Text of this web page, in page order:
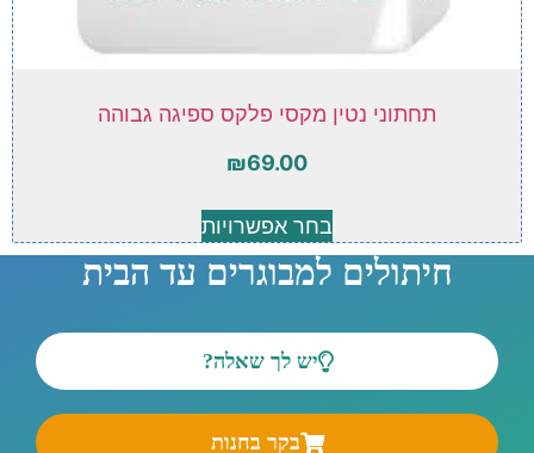
תחתוני נטין מקסי פלקס ספיגה גבוהה
₪69.00
בחר אפשרויות
חיתולים למבוגרים עד הבית
יש לך שאלה?
בקר בחנות